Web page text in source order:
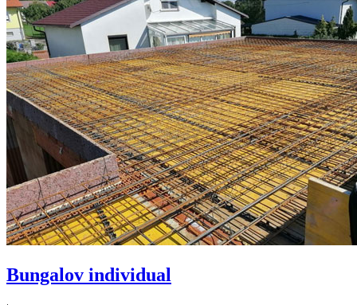
Bungalov individual